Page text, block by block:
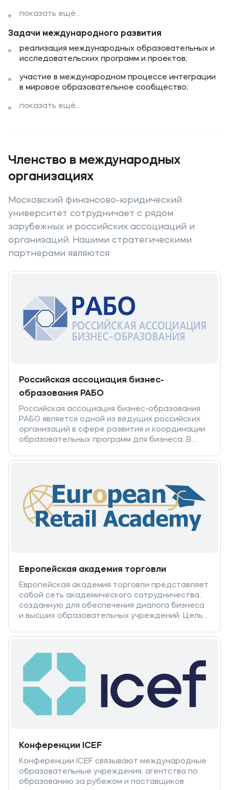
показать ещё...
Задачи международного развития
реализация международных образовательных и
исследовательских программ и проектов;
участие в международном процессе интеграции
в мировое образовательное сообщество;
показать ещё...
Членство в международных
организациях
Московский финансово-юридический
университет сотрудничает с рядом
зарубежных и российских ассоциаций и
организаций. Нашими стратегическими
партнерами являются:
Российская ассоциация бизнес-
образования РАБО
Российская ассоциация бизнес-образования
РАБО является одной из ведущих российских
организаций в сфере развития и координации
образовательных программ для бизнеса. В
членов – университетов, институтов, ведущих
организует международные конференции,
семинары и тренинги в области менеджмента,
экономики и бизнеса.
Европейская академия торговли
Европейская академия торговли представляет
собой сеть академического сотрудничества,
созданную для обеспечения диалога бизнеса
и высших образовательных учреждений. Цель
внешнего сотрудничества бизнеса и
и преподавателей, совместных
образовательных программ, научно-
исследовательских и коммерческих проектов
на международном и межкультурном уровнях.
Конференции ICEF
Конференции ICEF связывают международные
образовательные учреждения, агентства по
образованию за рубежом и поставщиков